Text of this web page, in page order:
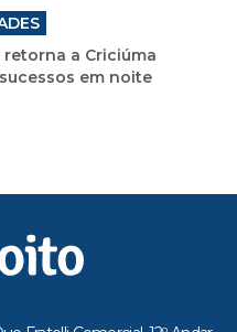
retorna a Criciúma
em noite